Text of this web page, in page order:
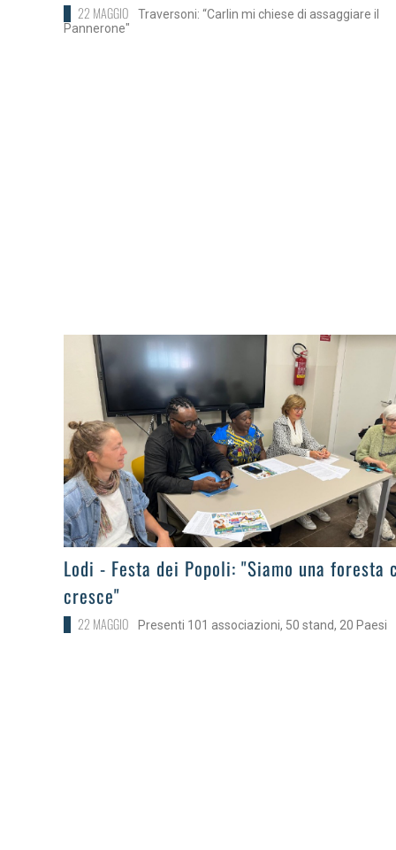
22 MAGGIO
Traversoni: “Carlin mi chiese di assaggiare il
Pannerone"
>Lodi - Festa dei Popoli: "Siamo una foresta
cresce"
22 MAGGIO Presenti 101 associazioni, 50 stand, 20 Paesi